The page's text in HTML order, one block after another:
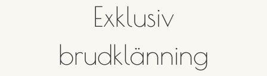
Exklusiv
brudklänning